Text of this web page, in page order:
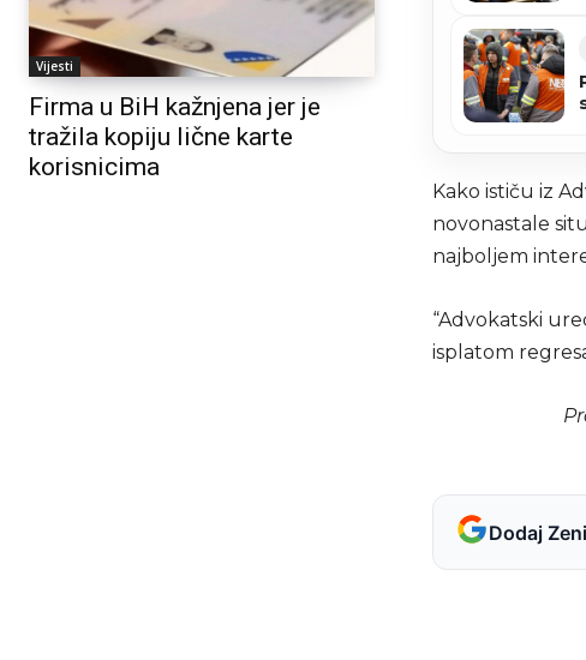
Vijesti
Firma u BiH kažnjena jer je
tražila kopiju lične karte
korisnicima
Kako ističu iz
novonastale
najboljem
“Advokatski
isplatom
Dodaj